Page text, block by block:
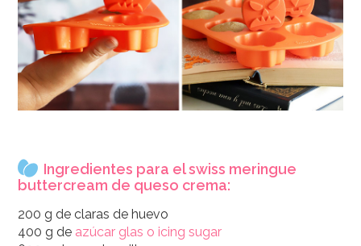
Ingredientes para el swiss meringue
buttercream de queso crema:
200 g de claras de huevo
400 g de azúcar glas o icing sugar